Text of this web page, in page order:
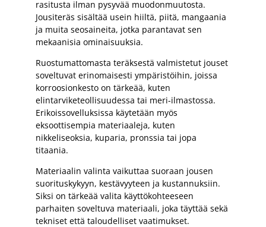
rasitusta ilman pysyvää muodonmuutosta.
Jousiteräs sisältää usein hiiltä, piitä, mangaania
ja muita seosaineita, jotka parantavat sen
mekaanisia ominaisuuksia.
Ruostumattomasta teräksestä valmistetut jouset
soveltuvat erinomaisesti ympäristöihin, joissa
korroosionkesto on tärkeää, kuten
elintarviketeollisuudessa tai meri-ilmastossa.
Erikoissovelluksissa käytetään myös
eksoottisempia materiaaleja, kuten
nikkeliseoksia, kuparia, pronssia tai jopa
titaania.
Materiaalin valinta vaikuttaa suoraan jousen
suorituskykyyn, kestävyyteen ja kustannuksiin.
Siksi on tärkeää valita käyttökohteeseen
parhaiten soveltuva materiaali, joka täyttää sekä
tekniset että taloudelliset vaatimukset.